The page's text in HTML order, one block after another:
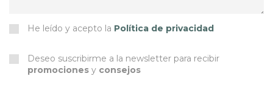
He leído y acepto la Política de privacidad
Deseo suscribirme a la newsletter para recibir
promociones y consejos